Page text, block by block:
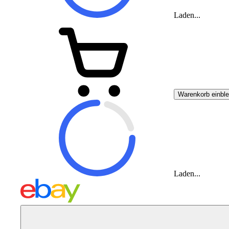
Laden...
Warenkorb
Laden...